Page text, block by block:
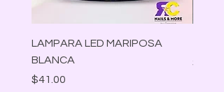
LAMPARA LED MARIPOSA
BLANCA
Precio
$41.00
Precio
$30.00